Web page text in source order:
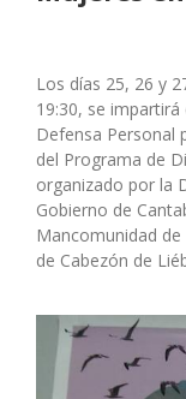
Los días 25, 26 y
19:30, se impartirá
Defensa Personal
del Programa de
organizado por la
Gobierno de
Mancomunidad
de Cabezón de